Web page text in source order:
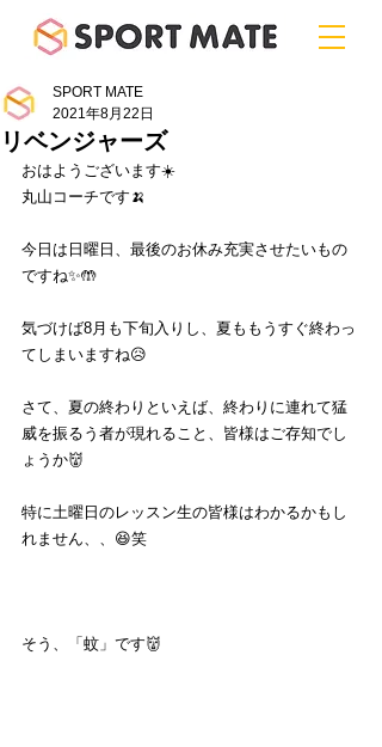
リベンジャーズ
SPORT MATE
2021年8月22日
おはようございます☀️
丸山コーチです🍌
今日は日曜日、最後のお休み充実させたいもの
ですね✨🤲
気づけば8月も下旬入りし、夏ももうすぐ終わっ
てしまいますね😥
さて、夏の終わりといえば、終わりに連れて猛
威を振るう者が現れること、皆様はご存知でし
ょうか👹
特に土曜日のレッスン生の皆様はわかるかもし
れません、、😆笑
そう、「蚊」です👹